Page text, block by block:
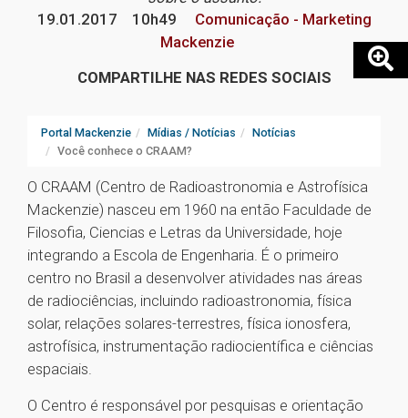
19.01.2017
10h49
Comunicação - Marketing
Mackenzie
COMPARTILHE NAS REDES SOCIAIS
Portal Mackenzie Mídias / Notícias
Notícias
Você conhece o CRAAM?
O CRAAM (Centro de Radioastronomia e Astrofísica
Mackenzie) nasceu em 1960 na então Faculdade de
Filosofia, Ciencias e Letras da Universidade, hoje
integrando a Escola de Engenharia. É o primeiro
centro no Brasil a desenvolver atividades nas áreas
de radiociências, incluindo radioastronomia, física
solar, relações solares-terrestres, física ionosfera,
astrofísica, instrumentação radiocientífica e ciências
espaciais.
O Centro é responsável por pesquisas e orientação